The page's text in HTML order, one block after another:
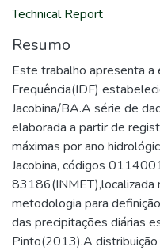
Technical Report
Resumo
Este trabalho apresenta a
Frequência(IDF)
Jacobina/BA.A série de
elaborada a partir de
máximas por ano
Jacobina, códigos
83186(INMET),localizada
metodologia para
das precipitações diárias
Pinto(2013).A